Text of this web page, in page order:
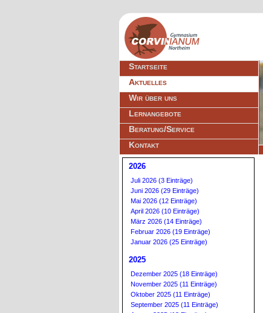
Navigation
überspringen
Startseite
Aktuelles
Wir über uns
Lernangebote
Beratung/Service
Kontakt
2026
Juli 2026 (3 Einträge)
Juni 2026 (29 Einträge)
Mai 2026 (12 Einträge)
April 2026 (10 Einträge)
März 2026 (14 Einträge)
Februar 2026 (19 Einträge)
Januar 2026 (25 Einträge)
2025
Dezember 2025 (18 Einträge)
November 2025 (11 Einträge)
Oktober 2025 (11 Einträge)
September 2025 (11 Einträge)